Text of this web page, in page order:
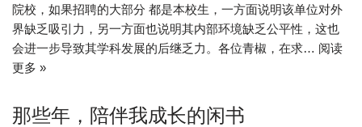
院校，如果招聘的大部分 都是本校生，一方面说明该单位对外
界缺乏吸引力，另一方面也说明其内部环境缺乏公平性，这也
会进一步导致其学科发展的后继乏力。各位青椒，在求… 阅读
更多 »
那些年，陪伴我成长的闲书